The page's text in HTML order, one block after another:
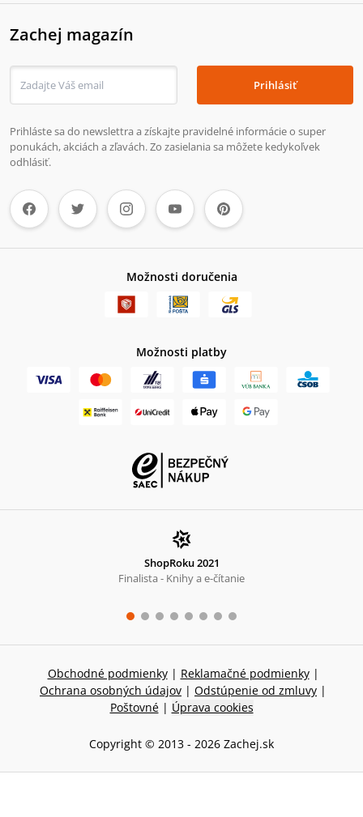
Zachej magazín
Prihlásiť
Prihláste sa do newslettra a získajte pravidelné informácie o super
ponukách, akciách a zľavách. Zo zasielania sa môžete kedykoľvek
odhlásiť.
Možnosti doručenia
Možnosti platby
ShopRoku 2021
Finalista - Knihy a e-čítanie
Obchodné podmienky | Reklamačné podmienky |
Ochrana osobných údajov | Odstúpenie od zmluvy |
Poštovné | Úprava cookies
Copyright © 2013 - 2026 Zachej.sk